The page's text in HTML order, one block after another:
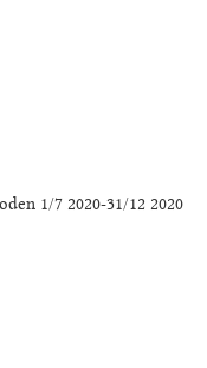
1/7 2020-31/12 2020